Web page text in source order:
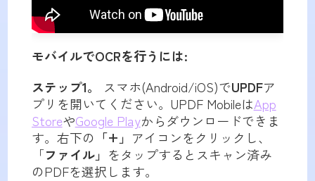
モバイルでOCRを行うには:
ステップ1。 スマホ(Android/iOS)でUPDFア
プリを開いてください。UPDF MobileはApp
StoreやGoogle Playからダウンロードできま
す。右下の 「+」 アイコンをクリックし、
「ファイル」 をタップするとスキャン済み
のPDFを選択します。